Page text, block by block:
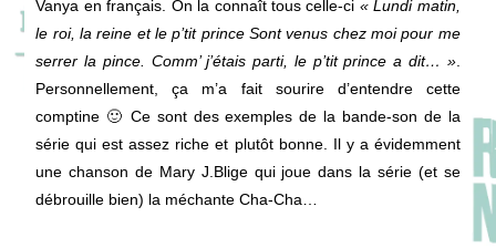
Vanya en français. On la connaît tous celle-ci «Lundi matin,
le roi, la reine et le p’tit prince Sont venus chez moi pour me
serrer la pince. Comm’ j’étais parti, le p’tit prince a dit… ».
Personnellement, ça m’a fait sourire d’entendre cette
comptine 🙂 Ce sont des exemples de la bande-son de la
série qui est assez riche et plutôt bonne. Il y a évidemment
une chanson de Mary J.Blige qui joue dans la série (et se
débrouille bien) la méchante Cha-Cha…